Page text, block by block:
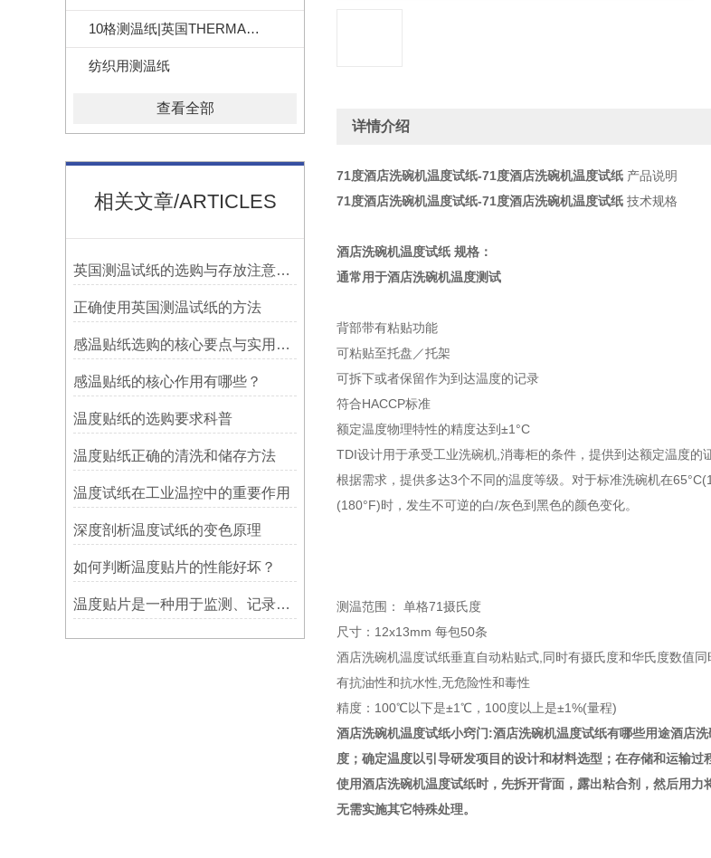
10格测温纸|英国THERMAX测温纸
纺织用测温纸
查看全部
相关文章/ARTICLES
英国测温试纸的选购与存放注意事项
正确使用英国测温试纸的方法
感温贴纸选购的核心要点与实用建议
感温贴纸的核心作用有哪些？
温度贴纸的选购要求科普
温度贴纸正确的清洗和储存方法
温度试纸在工业温控中的重要作用
深度剖析温度试纸的变色原理
如何判断温度贴片的性能好坏？
温度贴片是一种用于监测、记录或指示温度变化的工具
详情介绍
71度酒店洗碗机温度试纸-71度酒店洗碗机温度试纸 产品说明
71度酒店洗碗机温度试纸-71度酒店洗碗机温度试纸 技术规格
酒店洗碗机温度试纸 规格：
通常用于酒店洗碗机温度测试
背部带有粘贴功能
可粘贴至托盘／托架
可拆下或者保留作为到达温度的记录
符合HACCP标准
额定温度物理特性的精度达到±1°C
TDI设计用于承受工业洗碗机,消毒柜的条件，提供到达额定温度的
根据需求，提供多达3个不同的温度等级。对于标准洗碗机在
(180°F)时，发生不可逆的白/灰色到黑色的颜色变化。
测温范围： 单格71摄氏度
尺寸：12x13mm 每包50条
酒店洗碗机温度试纸垂直自动粘贴式,同时有摄氏度和华氏度数值同
有抗油性和抗水性,无危险性和毒性
精度：100℃以下是±1℃，100度以上是±1%(量程)
酒店洗碗机温度试纸小窍门:酒店洗碗机温度试纸有哪些用途酒店
度；确定温度以引导研发项目的设计和材料选型；在存储和运输
使用酒店洗碗机温度试纸时，先拆开背面，露出粘合剂，然后用
无需实施其它特殊处理。